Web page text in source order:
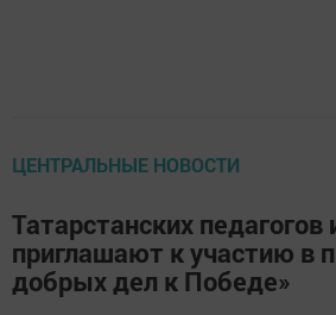
ЦЕНТРАЛЬНЫЕ НОВОСТИ
Татарстанских
приглашают к участию в
добрых дел к Победе»